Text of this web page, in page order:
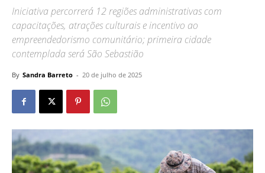
Iniciativa percorrerá 12 regiões administrativas com
capacitações, atrações culturais e incentivo ao
empreendedorismo comunitário; primeira cidade
contemplada será São Sebastião
By Sandra Barreto - 20 de julho de 2025